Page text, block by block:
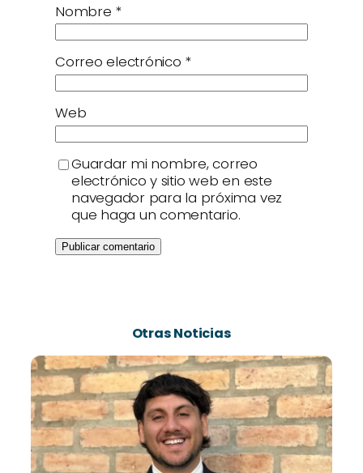
Nombre *
Correo electrónico *
Web
Guardar mi nombre, correo
electrónico y sitio web en este
navegador para la próxima vez
que haga un comentario.
Otras Noticias